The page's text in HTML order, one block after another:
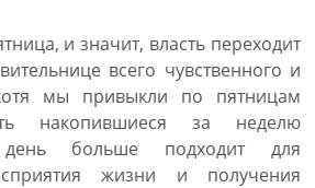
и значит, власть переходит
всего чувственного и
мы привыкли по пятницам
накопившиеся за неделю
больше подходит для
жизни и получения